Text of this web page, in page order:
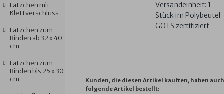
Lätzchen mit
Klettverschluss
Lätzchen zum
Binden ab 32 x 40
cm
Lätzchen zum
Binden bis 25 x 30
cm
Versandeinheit: 1
Stück im Polybeutel
GOTS zertifiziert
Kunden, die diesen Artikel kauften, haben auch
folgende Artikel bestellt: